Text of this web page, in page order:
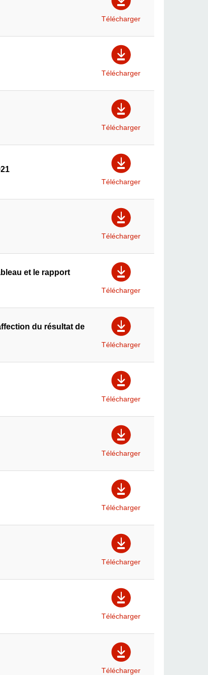
Télécharger
Télécharger
Télécharger
Télécharger
Télécharger
et le rapport
Télécharger
du résultat de
Télécharger
Télécharger
Télécharger
Télécharger
Télécharger
Télécharger
Télécharger